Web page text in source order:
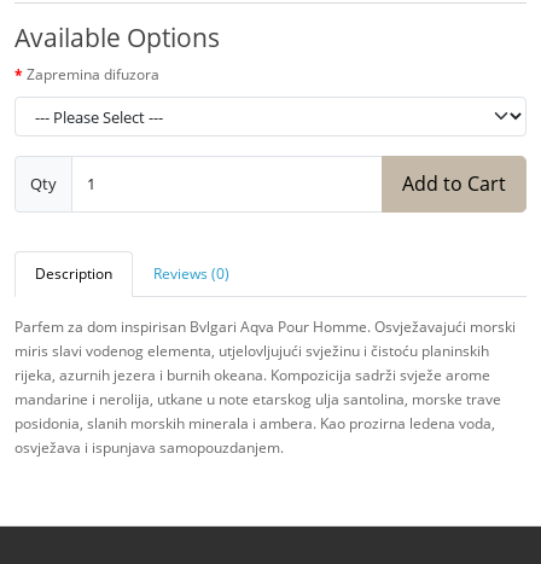
Available Options
Zapremina difuzora
Qty Add to Cart
Description Reviews (0)
Parfem za dom inspirisan Bvlgari Aqva Pour Homme. Osvježavajući morski
miris slavi vodenog elementa, utjelovljujući svježinu i čistoću planinskih
rijeka, azurnih jezera i burnih okeana. Kompozicija sadrži svježe arome
mandarine i nerolija, utkane u note etarskog ulja santolina, morske trave
posidonia, slanih morskih minerala i ambera. Kao prozirna ledena voda,
osvježava i ispunjava samopouzdanjem.